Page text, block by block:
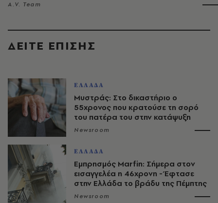
A.V. Team
ΔΕΙΤΕ ΕΠΙΣΗΣ
ΕΛΛΑΔΑ
Μυστράς: Στο δικαστήριο ο
55χρονος που κρατούσε τη σορό
του πατέρα του στην κατάψυξη
Newsroom
ΕΛΛΑΔΑ
Εμπρησμός Marfin: Σήμερα στον
εισαγγελέα η 46χρονη - Έφτασε
στην Ελλάδα το βράδυ της Πέμπτης
Newsroom